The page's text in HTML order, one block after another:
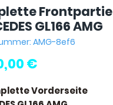
Frontpartie
GL166 AMG
AMG-8ef6
€
Vorderseite